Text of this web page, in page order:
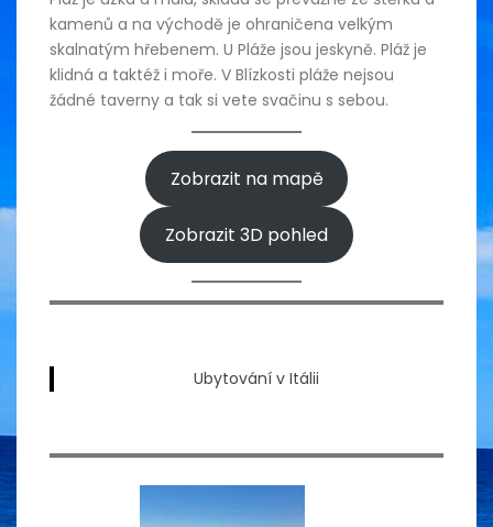
kamenů a na východě je ohraničena velkým
skalnatým hřebenem. U Pláže jsou jeskyně. Pláž je
klidná a taktéž i moře. V Blízkosti pláže nejsou
žádné taverny a tak si vete svačinu s sebou.
Zobrazit na mapě
Zobrazit 3D pohled
Ubytování v Itálii